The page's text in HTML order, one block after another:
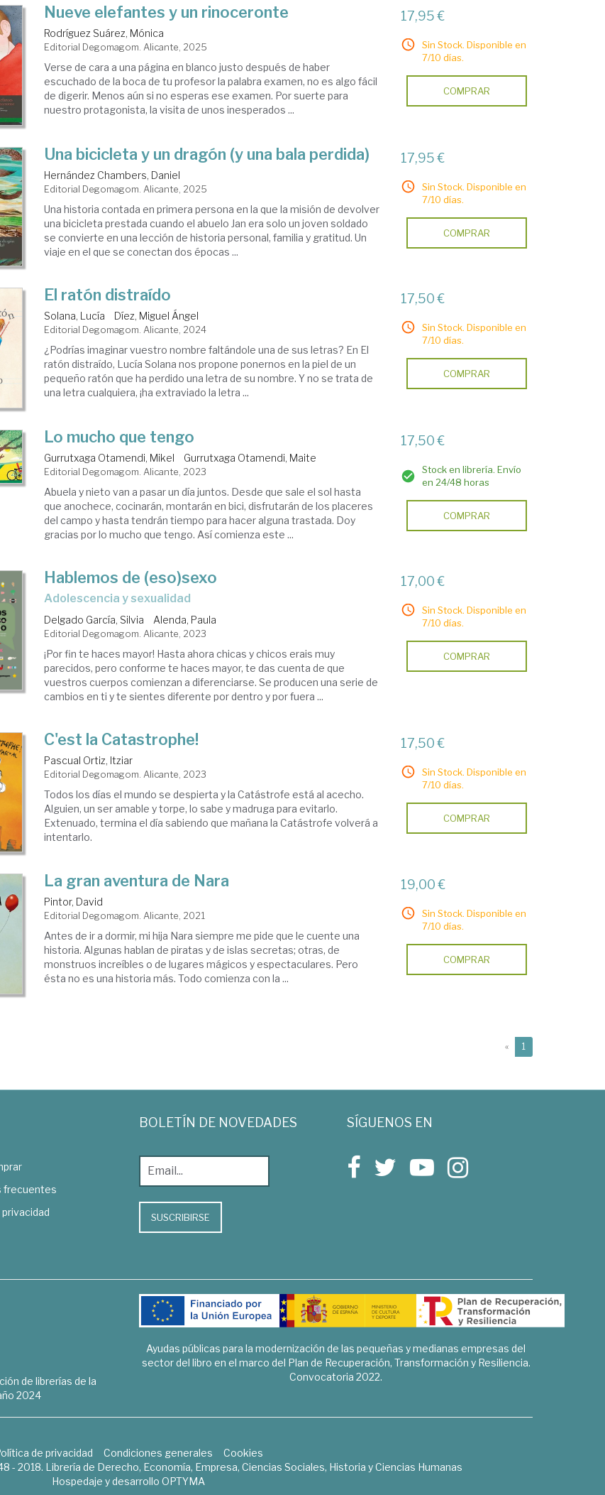
Nueve elefantes y un rinoceronte
Rodríguez Suárez, Mónica
Editorial Degomagom. Alicante, 2025
Verse de cara a una página en blanco justo después de haber
escuchado de la boca de tu profesor la palabra examen, no es algo fácil
de digerir. Menos aún si no esperas ese examen. Por suerte para
nuestro protagonista, la visita de unos inesperados ...
17,95 €
Sin Stock. Disponible en
7/10 días.
COMPRAR
Una bicicleta y un dragón (y una bala perdida)
Hernández Chambers, Daniel
Editorial Degomagom. Alicante, 2025
Una historia contada en primera persona en la que la misión de devolver
una bicicleta prestada cuando el abuelo Jan era solo un joven soldado
se convierte en una lección de historia personal, familia y gratitud. Un
viaje en el que se conectan dos épocas ...
17,95 €
Sin Stock. Disponible en
7/10 días.
COMPRAR
El ratón distraído
Solana, Lucía Díez, Miguel Ángel
Editorial Degomagom. Alicante, 2024
¿Podrías imaginar vuestro nombre faltándole una de sus letras? En El
ratón distraído, Lucía Solana nos propone ponernos en la piel de un
pequeño ratón que ha perdido una letra de su nombre. Y no se trata de
una letra cualquiera, ¡ha extraviado la letra ...
17,50 €
Sin Stock. Disponible en
7/10 días.
COMPRAR
Lo mucho que tengo
Gurrutxaga Otamendi, Mikel Gurrutxaga Otamendi, Maite
Editorial Degomagom. Alicante, 2023
Abuela y nieto van a pasar un día juntos. Desde que sale el sol hasta
que anochece, cocinarán, montarán en bici, disfrutarán de los placeres
del campo y hasta tendrán tiempo para hacer alguna trastada. Doy
gracias por lo mucho que tengo. Así comienza este ...
17,50 €
Stock en librería. Envío
en 24/48 horas
COMPRAR
Hablemos de (eso)sexo
adolescencia y sexualidad
Delgado García, Silvia Alenda, Paula
Editorial Degomagom. Alicante, 2023
¡Por fin te haces mayor! Hasta ahora chicas y chicos erais muy
parecidos, pero conforme te haces mayor, te das cuenta de que
vuestros cuerpos comienzan a diferenciarse. Se producen una serie de
cambios en ti y te sientes diferente por dentro y por fuera ...
17,00 €
Sin Stock. Disponible en
7/10 días.
COMPRAR
C'est la Catastrophe!
Pascual Ortiz, Itziar
Editorial Degomagom. Alicante, 2023
Todos los días el mundo se despierta y la Catástrofe está al acecho.
Alguien, un ser amable y torpe, lo sabe y madruga para evitarlo.
Extenuado, termina el día sabiendo que mañana la Catástrofe volverá a
intentarlo.
17,50 €
Sin Stock. Disponible en
7/10 días.
COMPRAR
La gran aventura de Nara
Pintor, David
Editorial Degomagom. Alicante, 2021
Antes de ir a dormir, mi hija Nara siempre me pide que le cuente una
historia. Algunas hablan de piratas y de islas secretas; otras, de
monstruos increíbles o de lugares mágicos y espectaculares. Pero
ésta no es una historia más. Todo comienza con la ...
19,00 €
Sin Stock. Disponible en
7/10 días.
COMPRAR
« 1
frecuentes
BOLETÍN DE NOVEDADES
SUSCRIBIRSE
SÍGUENOS EN
de librerías de la
2024
Ayudas públicas para la modernización de las pequeñas y medianas empresas del
sector del libro en el marco del Plan de Recuperación, Transformación y Resiliencia.
Convocatoria 2022.
de privacidad Condiciones generales
Cookies
- 2018. Librería de Derecho, Economía, Empresa, Ciencias Sociales, Historia y Ciencias Humanas
Hospedaje y desarrollo OPTYMA